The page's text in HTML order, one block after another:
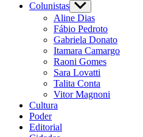
Colunistas Show
sub
menu
Aline Dias
Fábio Pedroto
Gabriela Donato
Itamara Camargo
Raoni Gomes
Sara Lovatti
Talita Conta
Vitor Magnoni
Cultura
Poder
Editorial